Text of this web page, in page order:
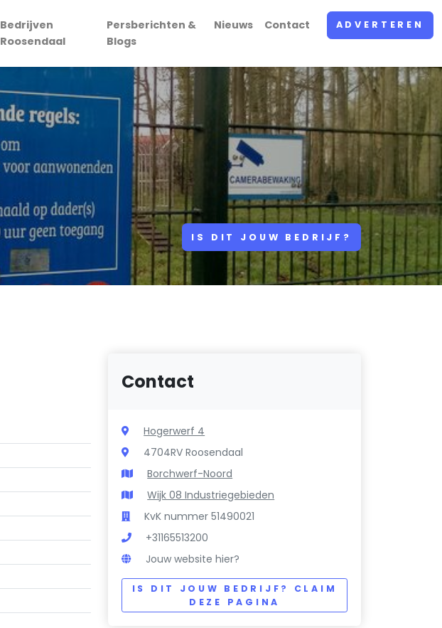
Bedrijven
Roosendaal
Persberichten &
Blogs
Nieuws Contact ADVERTEREN
IS DIT JOUW BEDRIJF?
Contact
Hogerwerf 4
4704RV Roosendaal
Borchwerf-Noord
Wijk 08 Industriegebieden
KvK nummer 51490021
+31165513200
Jouw website hier?
IS DIT JOUW BEDRIJF? CLAIM
DEZE PAGINA